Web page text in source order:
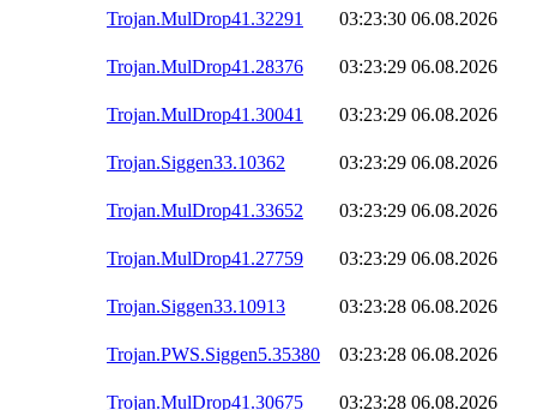
Trojan.MulDrop41.32291 03:23:30 06.08.2026
Trojan.MulDrop41.28376 03:23:29 06.08.2026
Trojan.MulDrop41.30041 03:23:29 06.08.2026
Trojan.Siggen33.10362 03:23:29 06.08.2026
Trojan.MulDrop41.33652 03:23:29 06.08.2026
Trojan.MulDrop41.27759 03:23:29 06.08.2026
Trojan.Siggen33.10913 03:23:28 06.08.2026
Trojan.PWS.Siggen5.35380 03:23:28 06.08.2026
Trojan.MulDrop41.30675 03:23:28 06.08.2026